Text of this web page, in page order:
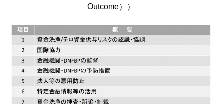
Outcome））